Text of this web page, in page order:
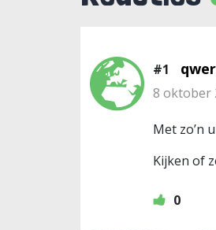
#1
8 oktober
Met zo’n
Kijken of
0